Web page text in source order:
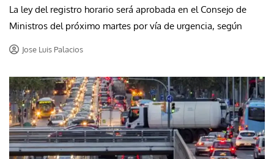
La ley del registro horario será aprobada en el Consejo de
Ministros del próximo martes por vía de urgencia, según
Jose Luis Palacios